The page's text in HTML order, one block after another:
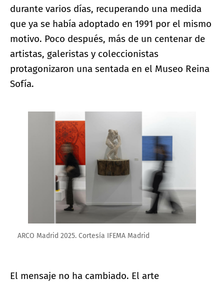
durante varios días, recuperando una medida
que ya se había adoptado en 1991 por el mismo
motivo. Poco después, más de un centenar de
artistas, galeristas y coleccionistas
protagonizaron una sentada en el Museo Reina
Sofía.
Ampliar imagen
ARCO Madrid 2025. Cortesía IFEMA Madrid
El mensaje no ha cambiado. El arte